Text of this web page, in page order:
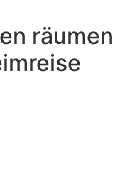
räumen